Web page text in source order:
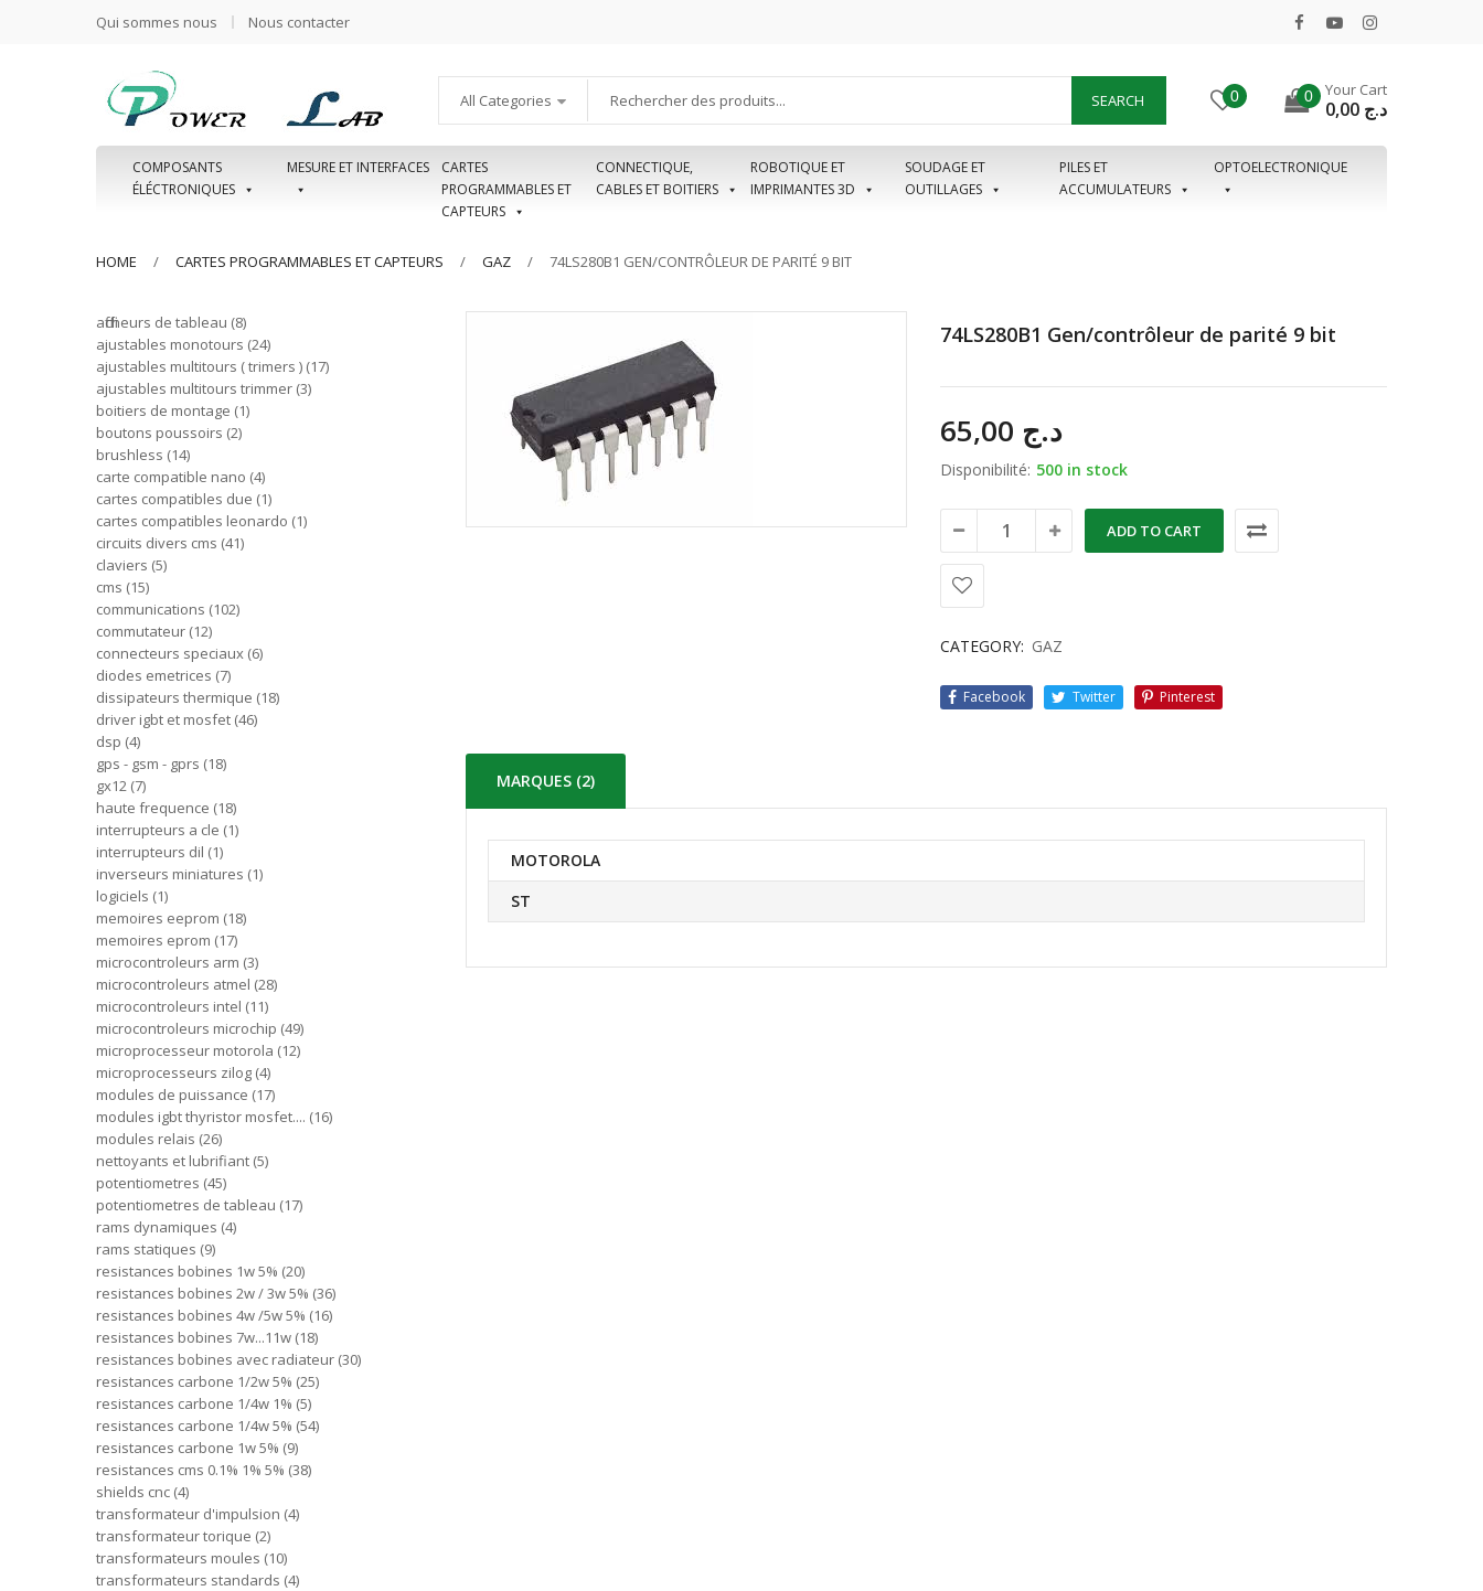
Qui sommes nous Nous contacter
All Categories SEARCH 0 0 Your Cart
د.ج
COMPOSANTS
ÉLÉCTRONIQUES
MESURE ET INTERFACES
CARTES
PROGRAMMABLES ET
CAPTEURS
CONNECTIQUE,
CABLES ET BOITIERS
ROBOTIQUE ET
IMPRIMANTES 3D
SOUDAGE ET
OUTILLAGES
PILES ET
ACCUMULATEURS
OPTOELECTRONIQUE
HOME CARTES PROGRAMMABLES ET CAPTEURS GAZ 74LS280B1 GEN/CONTRÔLEUR DE PARITÉ 9 BIT
74LS280B1 Gen/contrôleur de parité 9 bit
د.ج
Disponibilité: 500 in stock
ADD TO CART
CATEGORY: GAZ
Facebook Twitter Pinterest
MARQUES (2)
MOTOROLA
ST
afficheurs de tableau 8
ajustables monotours 24
ajustables multitours ( trimers ) 17
ajustables multitours trimmer 3
boitiers de montage 1
boutons poussoirs 2
brushless 14
carte compatible nano 4
cartes compatibles due 1
cartes compatibles leonardo 1
circuits divers cms 41
claviers 5
cms 15
communications 102
commutateur 12
connecteurs speciaux 6
diodes emetrices 7
dissipateurs thermique 18
driver igbt et mosfet 46
dsp 4
gps - gsm - gprs 18
gx12 7
haute frequence 18
interrupteurs a cle 1
interrupteurs dil 1
inverseurs miniatures 1
logiciels 1
memoires eeprom 18
memoires eprom 17
microcontroleurs arm 3
microcontroleurs atmel 28
microcontroleurs intel 11
microcontroleurs microchip 49
microprocesseur motorola 12
microprocesseurs zilog 4
modules de puissance 17
modules igbt thyristor mosfet.... 16
modules relais 26
nettoyants et lubrifiant 5
potentiometres 45
potentiometres de tableau 17
rams dynamiques 4
rams statiques 9
resistances bobines 1w 5% 20
resistances bobines 2w / 3w 5% 36
resistances bobines 4w /5w 5% 16
resistances bobines 7w...11w 18
resistances bobines avec radiateur 30
resistances carbone 1/2w 5% 25
resistances carbone 1/4w 1% 5
resistances carbone 1/4w 5% 54
resistances carbone 1w 5% 9
resistances cms 0.1% 1% 5% 38
shields cnc 4
transformateur d'impulsion 4
transformateur torique 2
transformateurs moules 10
transformateurs standards 4